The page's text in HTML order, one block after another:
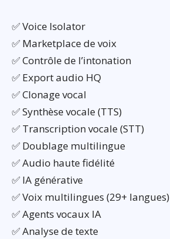
✅ Voice Isolator
✅ Marketplace de voix
✅ Contrôle de l’intonation
✅ Export audio HQ
✅ Clonage vocal
✅ Synthèse vocale (TTS)
✅ Transcription vocale (STT)
✅ Doublage multilingue
✅ Audio haute fidélité
✅ IA générative
✅ Voix multilingues (29+ langues)
✅ Agents vocaux IA
✅ Analyse de texte